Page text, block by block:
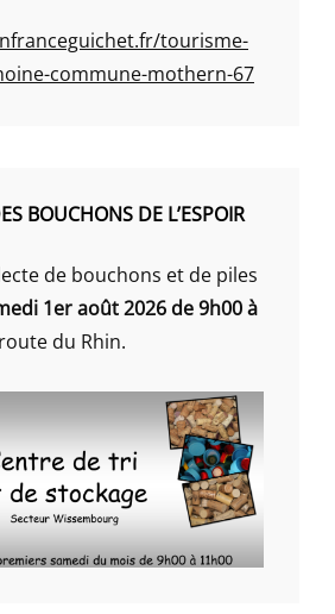
tourisme-
commune-mothern-67
BOUCHONS DE L’ESPOIR
de bouchons et de piles
1er août 2026 de 9h00 à
du Rhin.